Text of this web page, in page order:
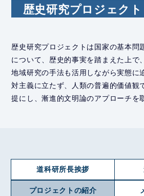
歴史研究プロジェクト
歴史研究プロジェクトは国家の基本問
について、歴史的事実を踏まえた上で
地域研究の手法も活用しながら実態に
対主義に立たず、人類の普遍的価値観
提にし、漸進的文明論のアプローチを
道科研所長挨拶
プロジェクトの紹介